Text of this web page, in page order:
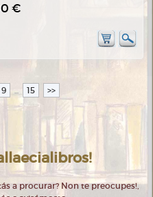
€
9 ... 15 >>
a procurar? Non te preocupes!,